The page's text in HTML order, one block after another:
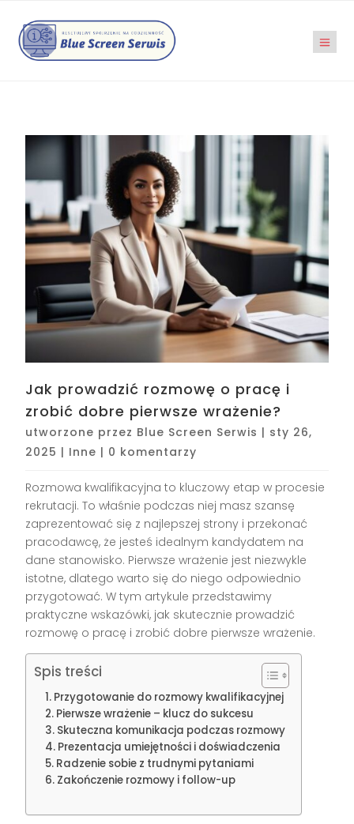
Jak prowadzić rozmowę o pracę i
zrobić dobre pierwsze wrażenie?
utworzone przez Blue Screen Serwis | sty 26,
2025 | Inne | 0 komentarzy
Rozmowa kwalifikacyjna to kluczowy etap w procesie
rekrutacji. To właśnie podczas niej masz szansę
zaprezentować się z najlepszej strony i przekonać
pracodawcę, że jesteś idealnym kandydatem na
dane stanowisko. Pierwsze wrażenie jest niezwykle
istotne, dlatego warto się do niego odpowiednio
przygotować. W tym artykule przedstawimy
praktyczne wskazówki, jak skutecznie prowadzić
rozmowę o pracę i zrobić dobre pierwsze wrażenie.
Spis treści
Przygotowanie do rozmowy kwalifikacyjnej
Pierwsze wrażenie – klucz do sukcesu
Skuteczna komunikacja podczas rozmowy
Prezentacja umiejętności i doświadczenia
Radzenie sobie z trudnymi pytaniami
Zakończenie rozmowy i follow-up